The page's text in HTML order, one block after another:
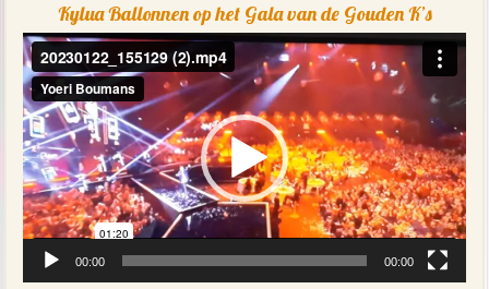
Kylua Ballonnen op het Gala van de Gouden K’s
Videospeler
00:00 00:00